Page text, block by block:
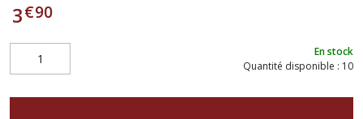
3€90
En stock
Quantité disponible : 10